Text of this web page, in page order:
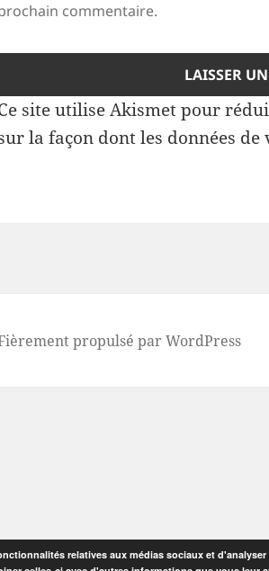
commentaire.
site utilise Akismet pour
la façon dont les données
propulsé par WordPress
relatives aux médias sociaux et